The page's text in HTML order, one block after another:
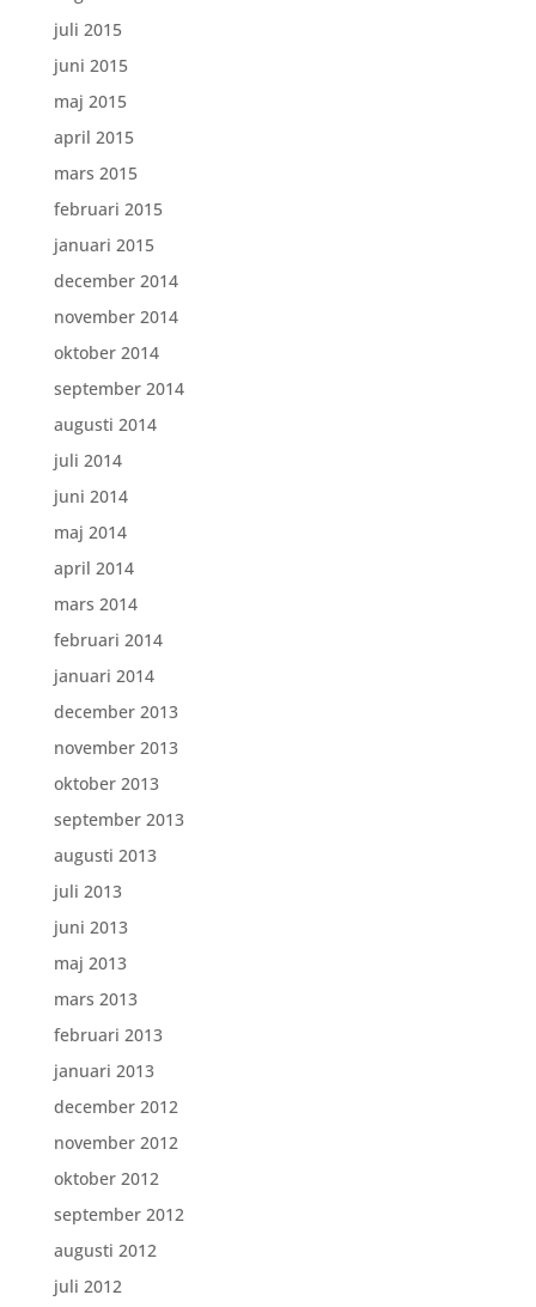
juli 2015
juni 2015
maj 2015
april 2015
mars 2015
februari 2015
januari 2015
december 2014
november 2014
oktober 2014
september 2014
augusti 2014
juli 2014
juni 2014
maj 2014
april 2014
mars 2014
februari 2014
januari 2014
december 2013
november 2013
oktober 2013
september 2013
augusti 2013
juli 2013
juni 2013
maj 2013
mars 2013
februari 2013
januari 2013
december 2012
november 2012
oktober 2012
september 2012
augusti 2012
juli 2012